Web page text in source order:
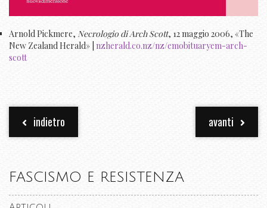
Arnold Pickmere, Necrologio di Arch Scott, 12 maggio 2006, «The
New Zealand Herald» | nzherald.co.nz/nz/emobituaryem-arch-
scott
indietro avanti
FASCISMO E RESISTENZA